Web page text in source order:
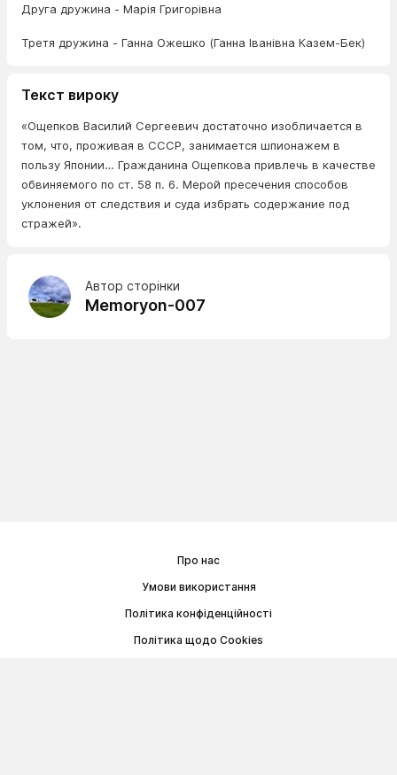
Друга дружина - Марія Григорівна
Третя дружина - Ганна Ожешко (Ганна Іванівна Казем-Бек)
Текст вироку
«Ощепков Василий Сергеевич достаточно изобличается в
том, что, проживая в СССР, занимается шпионажем в
пользу Японии… Гражданина Ощепкова привлечь в качестве
обвиняемого по ст. 58 п. 6. Мерой пресечения способов
уклонения от следствия и суда избрать содержание под
стражей».
Автор сторінки
Memoryon-007
Про нас
Умови використання
Політика конфіденційності
Політика щодо Cookies